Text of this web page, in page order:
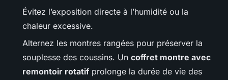
Évitez l’exposition directe à l’humidité ou la
chaleur excessive.
Alternez les montres rangées pour préserver la
souplesse des coussins. Un coffret montre avec
remontoir rotatif prolonge la durée de vie des